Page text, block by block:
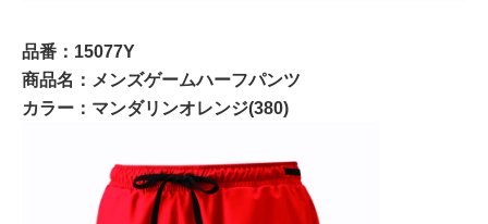
品番：15077Y
商品名：メンズゲームハーフパンツ
カラー：マンダリンオレンジ(380)